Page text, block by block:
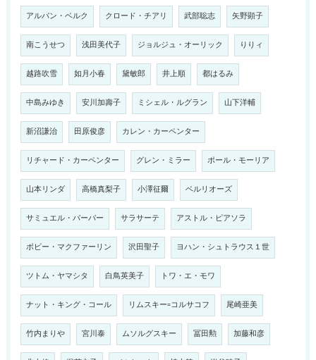
アルバン・ベルク クロード・チアリ 武部聡志 矢野顕子
南こうせつ 浅田美代子 ジョルジュ・オーリック りりィ
越路吹雪 如月小春 黛敏郎 井上順 都はるみ
中島みゆき 安川加壽子 ミシェル・ルグラン 山下洋輔
新沼謙治 田原俊彦 カレン・カーペンター
リチャード・カーペンター グレン・ミラー ポール・モーリア
山本リンダ 高橋真梨子 小澤征爾 ベルリオーズ
サミュエル・バーバー サラサーテ アストル・ピアソラ
ボビー・マクファーリン 沢田聖子 ヨハン・シュトラウス１世
ツトム・ヤマシタ 白鳥英美子 トワ・エ・モワ
ナット・キング・コール リムスキー=コルサコフ 尾崎亜美
竹内まりや 宮川泰 ムソルグスキー 冨田勲 加藤和彦